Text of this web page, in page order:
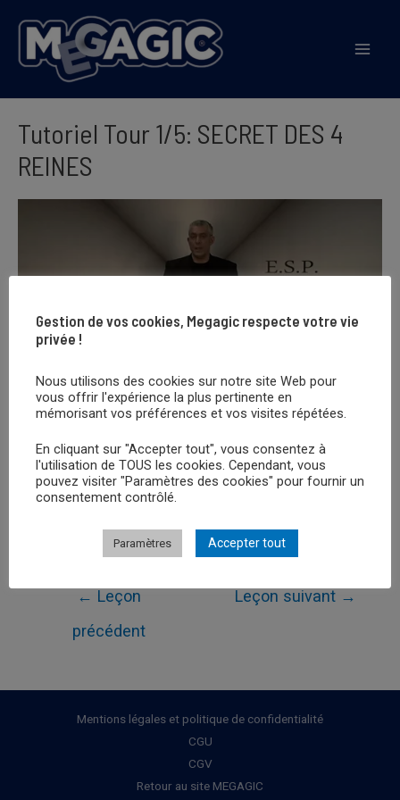
contenu
Tutoriel Tour 1/5: SECRET DES 4
REINES
Retour au
Navigation
← Leçon
précédent
Leçon suivant →
Mentions légales et politique de confidentialité
CGU
CGV
Retour au site MEGAGIC
Gestion de vos cookies, Megagic respecte votre vie
privée !
Nous utilisons des cookies sur notre site Web pour
vous offrir l'expérience la plus pertinente en
mémorisant vos préférences et vos visites répétées.
En cliquant sur "Accepter tout", vous consentez à
l'utilisation de TOUS les cookies. Cependant, vous
pouvez visiter "Paramètres des cookies" pour fournir un
consentement contrôlé.
Paramètres Accepter tout